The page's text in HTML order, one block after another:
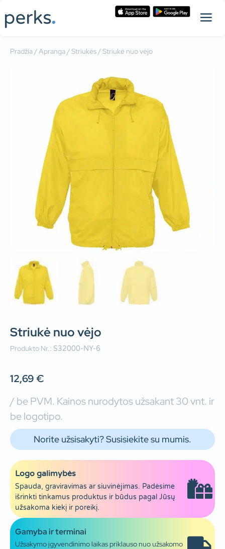
Pradžia/Apranga/Striukės/ Striukė nuo vėjo
Striukė nuo vėjo
Produkto Nr.: S32000-NY-6
12,69€
/ be PVM. Kainos nurodytos užsakant 30 vnt. ir
be logotipo.
Norite užsisakyti? Susisiekite su mumis.
Logo galimybės
Spauda, graviravimas ar siuvinėjimas. Padėsime
išrinkti tinkamus produktus ir būdus pagal Jūsų
užsakoma kiekį ir poreikį.
Gamyba ir terminai
Užsakymo įgyvendinimo laikas priklauso nuo užsakomo